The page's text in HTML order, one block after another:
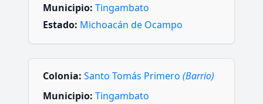
Municipio: Tingambato
Estado: Michoacán de Ocampo
Colonia: Santo Tomás Primero (Barrio)
Municipio: Tingambato